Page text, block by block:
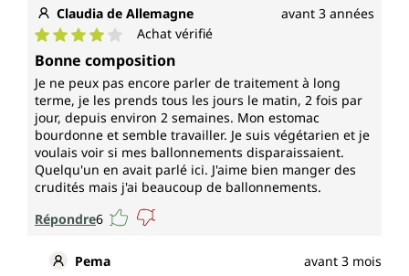
Claudia de Allemagne avant 3 années
Note moyenne de 4 sur 5 étoiles
Achat vérifié
Bonne composition
Je ne peux pas encore parler de traitement à long
terme, je les prends tous les jours le matin, 2 fois par
jour, depuis environ 2 semaines. Mon estomac
bourdonne et semble travailler. Je suis végétarien et je
voulais voir si mes ballonnements disparaissaient.
Quelqu'un en avait parlé ici. J'aime bien manger des
crudités mais j'ai beaucoup de ballonnements.
Répondre6
Pema
avant 3 mois